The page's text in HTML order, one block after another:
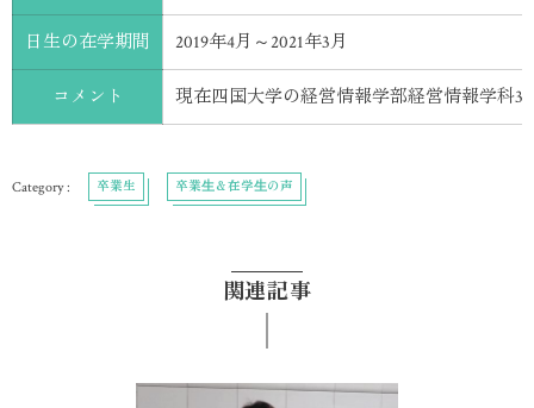
日生の在学期間 2019年4月～2021年3月
コメント 現在四国大学の経営情報学部経営情報学科3
卒業生 卒業⽣＆在学⽣の声
関連記事